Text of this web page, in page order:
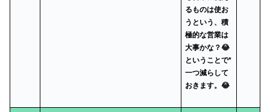
るものは使お
うという、積
極的な営業は
大事かな？😂
ということで*
一つ減らして
おきます。😂